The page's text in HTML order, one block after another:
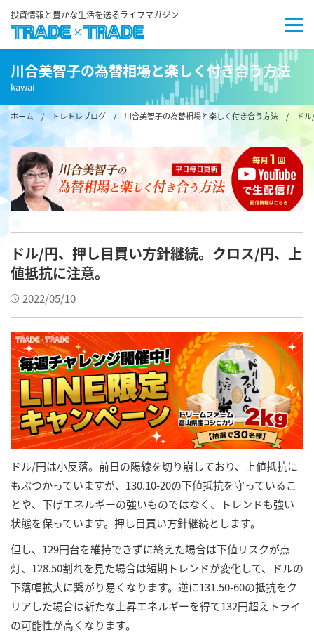
投資情報と豊かな生活を送るライフマガジン
川合美智子の為替相場と楽しく付き合う方法
kawai
ホーム/ トレトレブログ / 川合美智子の為替相場と楽しく付き合う方法 / ドル/
ドル/円、押し目買い方針継続。クロス/円、上
値抵抗に注意。
2022/05/10
ドル/円は小反落。前日の陽線を切り崩しており、上値抵抗に
もぶつかっていますが、130.10-20の下値抵抗を守っているこ
とや、下げエネルギーの強いものではなく、トレンドも強い
状態を保っています。押し目買い方針継続とします。
但し、129円台を維持できずに終えた場合は下値リスクが点
灯、128.50割れを見た場合は短期トレンドが変化して、ドルの
下落幅拡大に繋がり易くなります。逆に131.50-60の抵抗をク
リアした場合は新たな上昇エネルギーを得て132円超えトライ
の可能性が高くなります。